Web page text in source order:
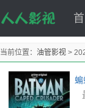
当前位置： 油管影视 >